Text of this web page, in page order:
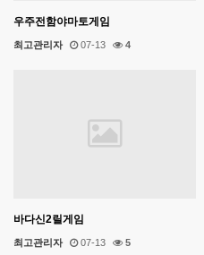
우주전함야마토게임
최고관리자 07-13 4
바다신2릴게임
최고관리자 07-13 5